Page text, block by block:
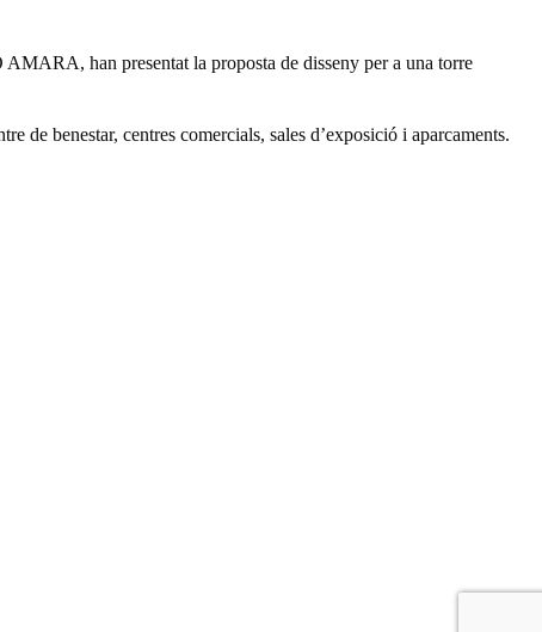
han presentat la proposta de disseny per a una torre
de benestar, centres comercials, sales d’exposició i aparcaments.